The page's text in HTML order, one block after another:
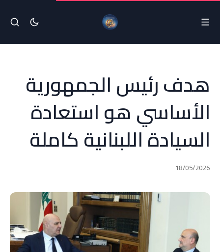
هدف رئيس الجمهورية
الأساسي هو استعادة
السيادة اللبنانية كاملة
18/05/2026